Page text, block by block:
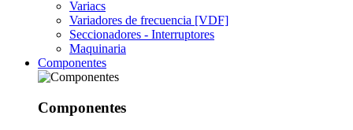
Variacs
Variadores de frecuencia [VDF]
Seccionadores - Interruptores
Maquinaria
Componentes
Componentes